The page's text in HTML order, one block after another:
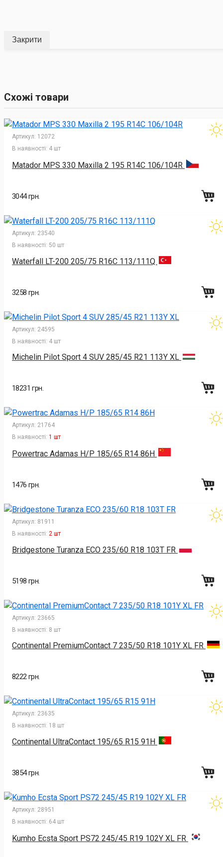
Закрити
Схожі товари
Артикул: 12072
В наявності: 4 шт
Matador MPS 330 Maxilla 2 195 R14C 106/104R
3044 грн.
Артикул: 23540
В наявності: 50 шт
Waterfall LT-200 205/75 R16C 113/111Q
3258 грн.
Артикул: 24595
В наявності: 4 шт
Michelin Pilot Sport 4 SUV 285/45 R21 113Y XL
18231 грн.
Артикул: 21764
В наявності: 1 шт
Powertrac Adamas H/P 185/65 R14 86H
1476 грн.
Артикул: 81911
В наявності: 2 шт
Bridgestone Turanza ECO 235/60 R18 103T FR
5198 грн.
Артикул: 23665
В наявності: 8 шт
Continental PremiumContact 7 235/50 R18 101Y XL FR
8222 грн.
Артикул: 23635
В наявності: 18 шт
Continental UltraContact 195/65 R15 91H
3854 грн.
Артикул: 28951
В наявності: 64 шт
Kumho Ecsta Sport PS72 245/45 R19 102Y XL FR